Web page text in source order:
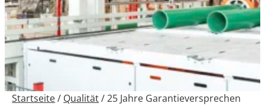
Startseite/ Qualität/25 Jahre Garantieversprechen